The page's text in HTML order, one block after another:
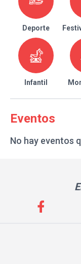
Deporte
Infantil
Eventos
No hay eventos